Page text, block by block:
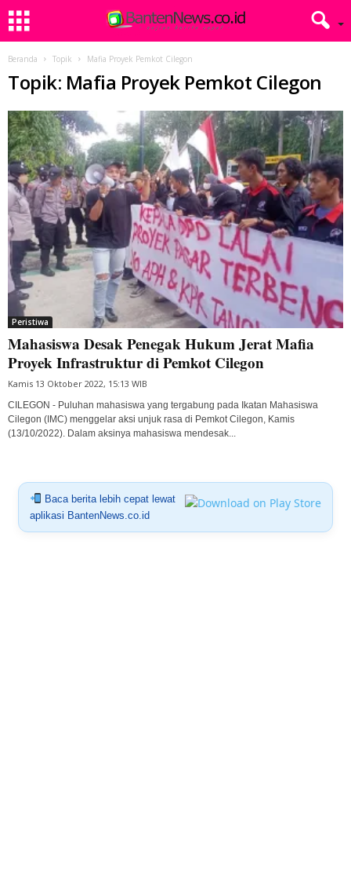
Beranda Topik Mafia Proyek Pemkot Cilegon
Topik: Mafia Proyek Pemkot Cilegon
Peristiwa
Mahasiswa Desak Penegak Hukum Jerat Mafia
Proyek Infrastruktur di Pemkot Cilegon
Kamis 13 Oktober 2022, 15:13 WIB
CILEGON - Puluhan mahasiswa yang tergabung pada Ikatan Mahasiswa
Cilegon (IMC) menggelar aksi unjuk rasa di Pemkot Cilegon, Kamis
(13/10/2022). Dalam aksinya mahasiswa mendesak...
Baca berita lebih cepat lewat
aplikasi BantenNews.co.id